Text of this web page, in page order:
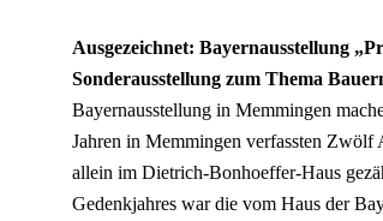
Ausgezeichnet: Bayernausstellung
Sonderausstellung zum Thema
Bayernausstellung in Memmingen
Jahren in Memmingen verfassten
allein im Dietrich-Bonhoeffer-Haus
Gedenkjahres war die vom Haus der